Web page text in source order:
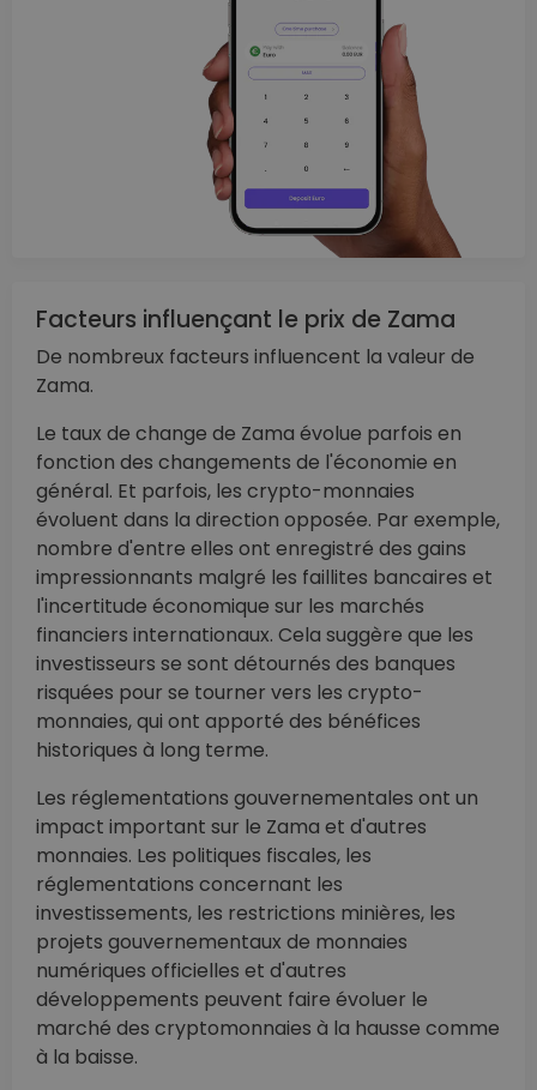
Facteurs influençant le prix de Zama
De nombreux facteurs influencent la valeur de
Zama.
Le taux de change de Zama évolue parfois en
fonction des changements de l'économie en
général. Et parfois, les crypto-monnaies
évoluent dans la direction opposée. Par exemple,
nombre d'entre elles ont enregistré des gains
impressionnants malgré les faillites bancaires et
l'incertitude économique sur les marchés
financiers internationaux. Cela suggère que les
investisseurs se sont détournés des banques
risquées pour se tourner vers les crypto-
monnaies, qui ont apporté des bénéfices
historiques à long terme.
Les réglementations gouvernementales ont un
impact important sur le Zama et d'autres
monnaies. Les politiques fiscales, les
réglementations concernant les
investissements, les restrictions minières, les
projets gouvernementaux de monnaies
numériques officielles et d'autres
développements peuvent faire évoluer le
marché des cryptomonnaies à la hausse comme
à la baisse.